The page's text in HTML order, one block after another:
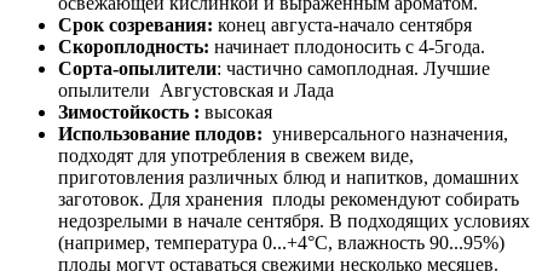
Срок созревания: конец августа-начало сентября
Скороплодность: начинает плодоносить с 4-5года.
Сорта-опылители: частично самоплодная. Лучшие
опылители Августовская и Лада
Зимостойкость : высокая
Использование плодов: универсального назначения,
подходят для употребления в свежем виде,
приготовления различных блюд и напитков, домашних
заготовок. Для хранения плоды рекомендуют собирать
недозрелыми в начале сентября. В подходящих условиях
(например, температура 0...+4°С, влажность 90...95%)
плоды могут оставаться свежими несколько месяцев.